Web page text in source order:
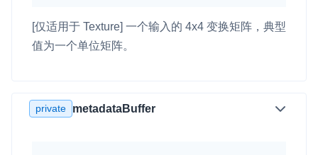
[仅适用于 Texture] 一个输入的 4x4 变换矩阵，典型
值为一个单位矩阵。
private metadataBuffer